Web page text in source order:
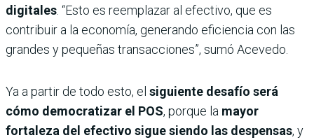
digitales. “Esto es reemplazar al efectivo, que es
contribuir a la economía, generando eficiencia con las
grandes y pequeñas transacciones”, sumó Acevedo.
Ya a partir de todo esto, el siguiente desafío será
cómo democratizar el POS, porque la mayor
fortaleza del efectivo sigue siendo las despensas, y